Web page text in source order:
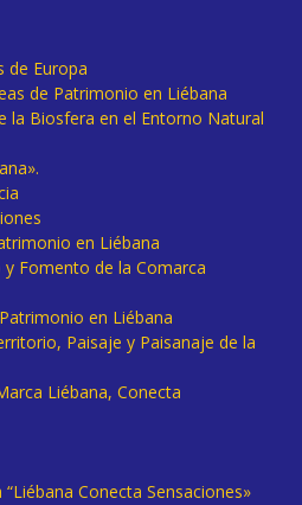
de Europa
de Patrimonio en Liébana
la Biosfera en el Entorno Natural
en Liébana
Fomento de la Comarca
en Liébana
Paisaje y Paisanaje de la
Liébana, Conecta
Conecta Sensaciones»